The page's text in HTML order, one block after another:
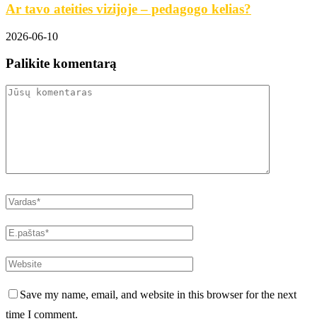
Ar tavo ateities vizijoje – pedagogo kelias?
2026-06-10
Palikite komentarą
Save my name, email, and website in this browser for the next
time I comment.